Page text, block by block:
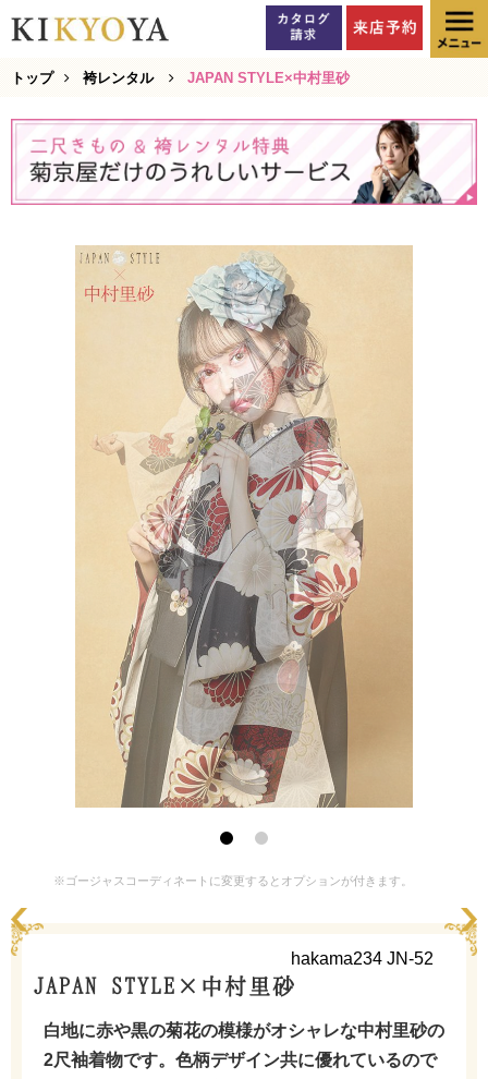
トップ 袴レンタル JAPAN STYLE×中村里砂
※ゴージャスコーディネートに変更するとオプションが付きます。
hakama234 JN-52
JAPAN STYLE×中村里砂
白地に赤や黒の菊花の模様がオシャレな中村里砂の
2尺袖着物です。色柄デザイン共に優れているので